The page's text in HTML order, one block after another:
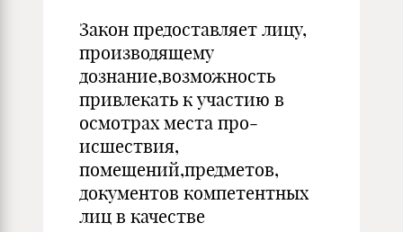
Закон предоставляет лицу,
производящему
дознание,возможность
привлекать к участию в
осмотрах места про­
исшествия,
помещений,предметов,
документов компе­тентных
лиц в качестве